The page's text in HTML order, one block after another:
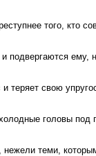
того, кто
ему,
теряет свою
головы под
теми,